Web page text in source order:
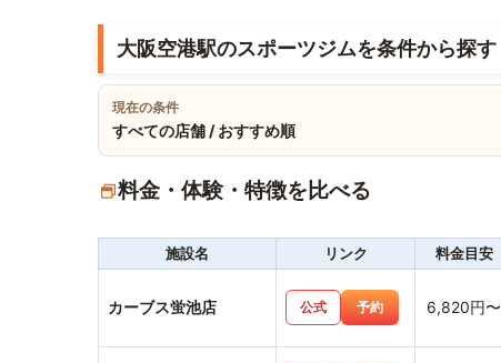
大阪空港駅のスポーツジムを条件から探す
現在の条件
すべての店舗 / おすすめ順
料金・体験・特徴を比べる
施設名 リンク 料金目安
カーブス蛍池店 公式 予約 6,820円〜